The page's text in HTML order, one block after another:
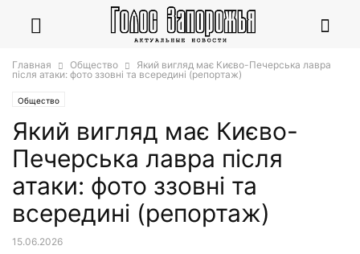
Главная Общество
Який вигляд має Києво-Печерська лавра
після атаки: фото ззовні та всередині (репортаж)
Общество
Який вигляд має Києво-
Печерська лавра після
атаки: фото ззовні та
всередині (репортаж)
15.06.2026